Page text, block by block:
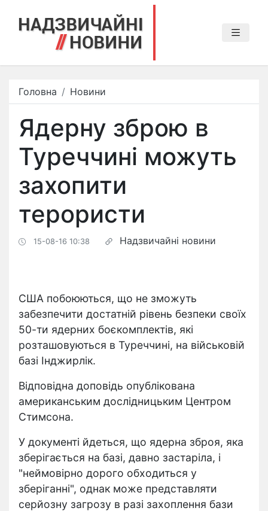
Головна Новини
Ядерну зброю в
Туреччині можуть
захопити
терористи
15-08-16 10:38 Надзвичайні новини
США побоюються, що не зможуть
забезпечити достатній рівень безпеки своїх
50-ти ядерних боєкомплектів, які
розташовуються в Туреччині, на військовій
базі Інджирлік.
Відповідна доповідь опублікована
американським дослідницьким Центром
Стимсона.
У документі йдеться, що ядерна зброя, яка
зберігається на базі, давно застаріла, і
"неймовірно дорого обходиться у
зберіганні", однак може представляти
серйозну загрозу в разі захоплення бази